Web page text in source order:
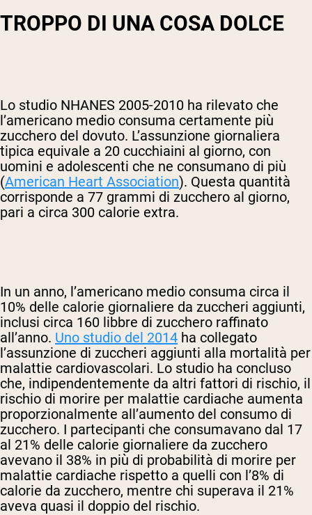
TROPPO DI UNA COSA DOLCE
Lo studio NHANES 2005-2010 ha rilevato che
l’americano medio consuma certamente più
zucchero del dovuto. L’assunzione giornaliera
tipica equivale a 20 cucchiaini al giorno, con
uomini e adolescenti che ne consumano di più
(American Heart Association). Questa quantità
corrisponde a 77 grammi di zucchero al giorno,
pari a circa 300 calorie extra.
In un anno, l’americano medio consuma circa il
10% delle calorie giornaliere da zuccheri aggiunti,
inclusi circa 160 libbre di zucchero raffinato
all’anno. Uno studio del 2014 ha collegato
l’assunzione di zuccheri aggiunti alla mortalità per
malattie cardiovascolari. Lo studio ha concluso
che, indipendentemente da altri fattori di rischio, il
rischio di morire per malattie cardiache aumenta
proporzionalmente all’aumento del consumo di
zucchero. I partecipanti che consumavano dal 17
al 21% delle calorie giornaliere da zucchero
avevano il 38% in più di probabilità di morire per
malattie cardiache rispetto a quelli con l’8% di
calorie da zucchero, mentre chi superava il 21%
aveva quasi il doppio del rischio.